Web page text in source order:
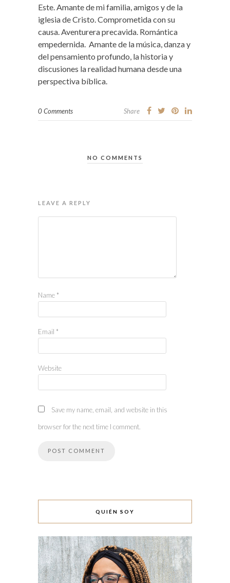
Este. Amante de mi familia, amigos y de la
iglesia de Cristo. Comprometida con su
causa. Aventurera precavida. Romántica
empedernida. Amante de la música, danza y
del pensamiento profundo, la historia y
discusiones la realidad humana desde una
perspectiva bíblica.
0 Comments Share
NO COMMENTS
LEAVE A REPLY
Name *
Email *
Website
Save my name, email, and website in this
browser for the next time I comment.
QUIÉN SOY